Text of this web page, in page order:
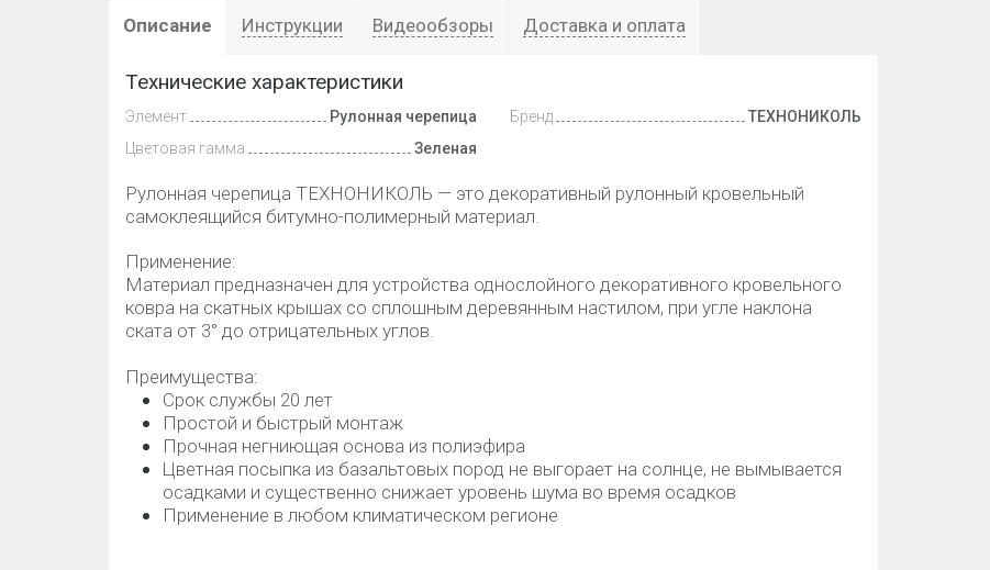
Описание Инструкции Видеообзоры Доставка и оплата
Технические характеристики
Элемент
Рулонная черепица
Цветовая гамма
Зеленая
Бренд ТЕХНОНИКОЛЬ
Рулонная черепица ТЕХНОНИКОЛЬ — это декоративный рулонный кровельный
самоклеящийся битумно-полимерный материал.
Применение:
Материал предназначен для устройства однослойного декоративного кровельного
ковра на скатных крышах со сплошным деревянным настилом, при угле наклона
ската от 3° до отрицательных углов.
Преимущества:
Срок службы 20 лет
Простой и быстрый монтаж
Прочная негниющая основа из полиэфира
Цветная посыпка из базальтовых пород не выгорает на солнце, не вымывается
осадками и существенно снижает уровень шума во время осадков
Применение в любом климатическом регионе